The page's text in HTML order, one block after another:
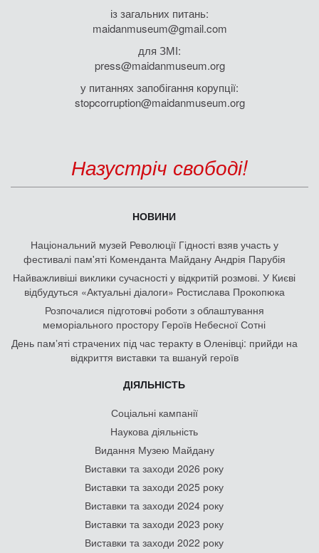
із загальних питань:
maidanmuseum@gmail.com
для ЗМІ:
press@maidanmuseum.org
у питаннях запобігання корупції:
stopcorruption@maidanmuseum.org
Назустріч свободі!
НОВИНИ
Національний музей Революції Гідності взяв участь у
фестивалі пам'яті Коменданта Майдану Андрія Парубія
Найважливіші виклики сучасності у відкритій розмові. У Києві
відбудуться «Актуальні діалоги» Ростислава Прокопюка
Розпочалися підготовчі роботи з облаштування
меморіального простору Героїв Небесної Сотні
День памʼяті страчених під час теракту в Оленівці: прийди на
відкриття виставки та вшануй героїв
ДІЯЛЬНІСТЬ
Соціальні кампанії
Наукова діяльність
Видання Музею Майдану
Виставки та заходи 2026 року
Виставки та заходи 2025 року
Виставки та заходи 2024 року
Виставки та заходи 2023 року
Виставки та заходи 2022 року